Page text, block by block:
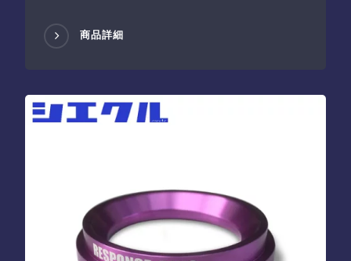
商品詳細